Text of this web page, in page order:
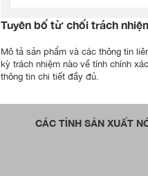
Tuyên bố từ chối trách
Mô tả sản phẩm và các thông tin
kỳ trách nhiệm nào về tính chính
thông tin chi tiết đầy đủ.
CÁC TỈNH SẢN XUẤT